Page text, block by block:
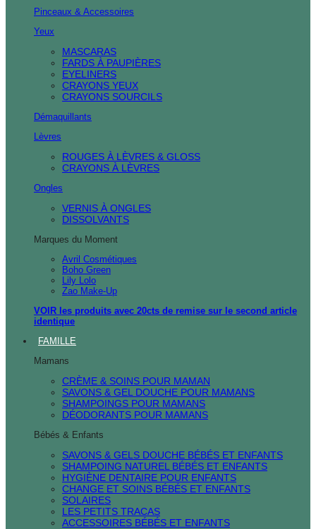
Pinceaux & Accessoires
Yeux
MASCARAS
FARDS À PAUPIÈRES
EYELINERS
CRAYONS YEUX
CRAYONS SOURCILS
Démaquillants
Lèvres
ROUGES À LÈVRES & GLOSS
CRAYONS À LÈVRES
Ongles
VERNIS À ONGLES
DISSOLVANTS
Marques du Moment
Avril Cosmétiques
Boho Green
Lily Lolo
Zao Make-Up
VOIR les produits avec 20cts de remise sur le second article
identique
FAMILLE
Mamans
CRÈME & SOINS POUR MAMAN
SAVONS & GEL DOUCHE POUR MAMANS
SHAMPOINGS POUR MAMANS
DÉODORANTS POUR MAMANS
Bébés & Enfants
SAVONS & GELS DOUCHE BÉBÉS ET ENFANTS
SHAMPOING NATUREL BÉBÉS ET ENFANTS
HYGIÈNE DENTAIRE POUR ENFANTS
CHANGE ET SOINS BÉBÉS ET ENFANTS
SOLAIRES
LES PETITS TRACAS
ACCESSOIRES BÉBÉS ET ENFANTS